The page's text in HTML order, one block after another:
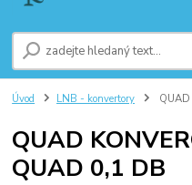
Úvod LNB - konvertory
QUAD
QUAD 0,1 DB